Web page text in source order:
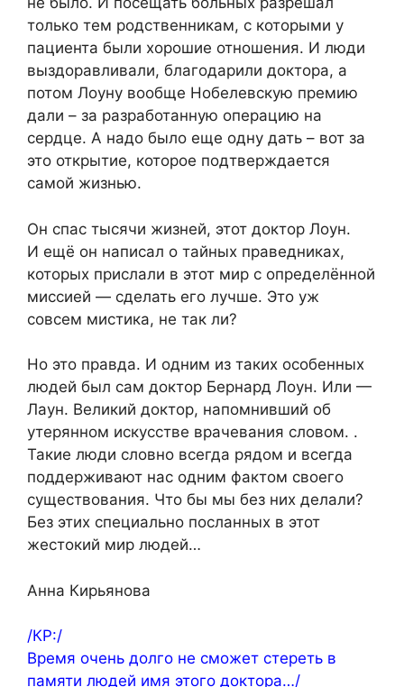
только тем родственникам, с которыми у
пациента были хорошие отношения. И люди
выздоравливали, благодарили доктора, а
потом Лоуну вообще Нобелевскую премию
дали – за разработанную операцию на
сердце. А надо было еще одну дать – вот за
это открытие, которое подтверждается
самой жизнью.
Он спас тысячи жизней, этот доктор Лоун.
И ещё он написал о тайных праведниках,
которых прислали в этот мир с определённой
миссией — сделать его лучше. Это уж
совсем мистика, не так ли?
Но это правда. И одним из таких особенных
людей был сам доктор Бернард Лоун. Или —
Лаун. Великий доктор, напомнивший об
утерянном искусстве врачевания словом. .
Такие люди словно всегда рядом и всегда
поддерживают нас одним фактом своего
существования. Что бы мы без них делали?
Без этих специально посланных в этот
жестокий мир людей…
Анна Кирьянова
/КР:/
Время очень долго не сможет стереть в
памяти людей имя этого доктора…/